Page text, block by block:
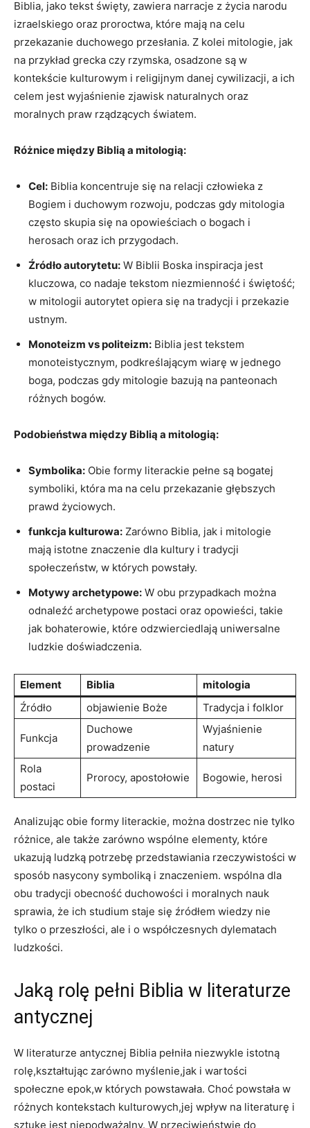
Biblia, jako tekst święty, zawiera narracje z życia narodu
izraelskiego oraz proroctwa, które mają na celu
przekazanie duchowego przesłania. Z kolei mitologie, jak
na przykład grecka czy rzymska, osadzone są w
kontekście kulturowym i religijnym danej cywilizacji, a ich
celem jest wyjaśnienie zjawisk naturalnych oraz
moralnych praw rządzących światem.
Różnice między Biblią a mitologią:
Cel: Biblia koncentruje się na relacji człowieka z
Bogiem i duchowym rozwoju, podczas gdy mitologia
często skupia się na opowieściach o bogach i
herosach oraz ich przygodach.
Źródło autorytetu: W Biblii Boska inspiracja jest
kluczowa, co nadaje tekstom niezmienność i świętość;
w mitologii autorytet opiera się na tradycji i przekazie
ustnym.
Monoteizm vs politeizm: Biblia jest tekstem
monoteistycznym, podkreślającym wiarę w jednego
boga, podczas gdy mitologie bazują na panteonach
różnych bogów.
Podobieństwa między Biblią a mitologią:
Symbolika: Obie formy literackie pełne są bogatej
symboliki, która ma na celu przekazanie głębszych
prawd życiowych.
funkcja kulturowa: Zarówno Biblia, jak i mitologie
mają istotne znaczenie dla kultury i tradycji
społeczeństw, w których powstały.
Motywy archetypowe: W obu przypadkach można
odnaleźć archetypowe postaci oraz opowieści, takie
jak bohaterowie, które odzwierciedlają uniwersalne
ludzkie doświadczenia.
Element Biblia
mitologia
Źródło
objawienie Boże Tradycja i folklor
Funkcja
Duchowe
prowadzenie
Wyjaśnienie
natury
Rola
postaci
Prorocy, apostołowie Bogowie, herosi
Analizując obie formy literackie, można dostrzec nie tylko
różnice, ale także zarówno wspólne elementy, które
ukazują ludzką potrzebę przedstawiania rzeczywistości w
sposób nasycony symboliką i znaczeniem. wspólna dla
obu tradycji obecność duchowości i moralnych nauk
sprawia, że ich studium staje się źródłem wiedzy nie
tylko o przeszłości, ale i o współczesnych dylematach
ludzkości.
Jaką rolę pełni Biblia w literaturze
antycznej
W literaturze antycznej Biblia pełniła niezwykle istotną
rolę,kształtując zarówno myślenie,jak i wartości
społeczne epok,w których powstawała. Choć powstała w
różnych kontekstach kulturowych,jej wpływ na literaturę i
sztukę jest niepodważalny. W przeciwieństwie do